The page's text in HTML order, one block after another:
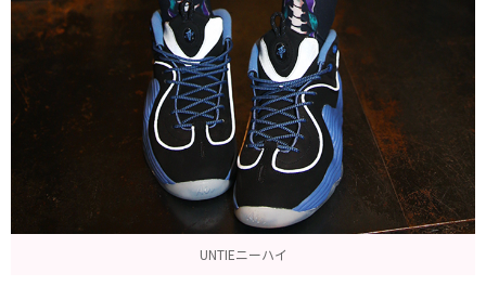
UNTIEニーハイ